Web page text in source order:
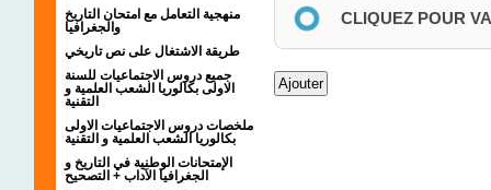
منهجية التعامل مع امتحان التاريخ
والجغرافيا
طريقة الاشتغال على نص تاريخي
جميع دروس الاجتماعيات للسنة
الاولى بكالوريا الشعب العلمية و
التقنية
ملخصات دروس الاجتماعيات الاولى
بكالوريا الشعب العلمية و التقنية
الإمتحانات الوطنية في التاريخ و
الجغرافيا الآداب + التصحيح
CLIQUEZ POUR